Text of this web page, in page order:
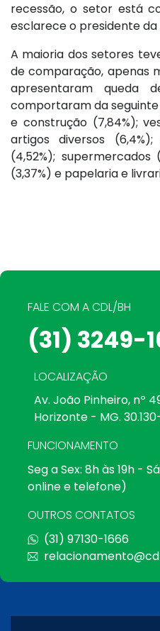
recessão, o setor está
esclarece o presidente da
A maioria dos setores
de comparação, apenas
apresentaram queda
comportaram da
e construção (7,84%);
artigos diversos
(4,52%); supermercados
(3,37%) e papelaria e
FALE COM A CDL/BH
(31) 3249-
LOCALIZAÇÃO
Av. João Pinheiro, nº
Horizonte - MG.
FUNCIONAMENTO
Seg a Sex: 8h às 19h -
online e telefone)
OUTROS CONTATOS
(31) 97130-1666